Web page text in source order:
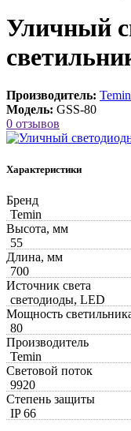
Уличный
Производитель: Temin
Модель: GSS-80
0 отзывов
Характеристики
Бренд
Temin
Высота, мм
55
Длина, мм
700
Источник света
светодиоды, LED
Мощность
80
Производитель
Temin
Световой поток
9920
Степень защиты
IP 66